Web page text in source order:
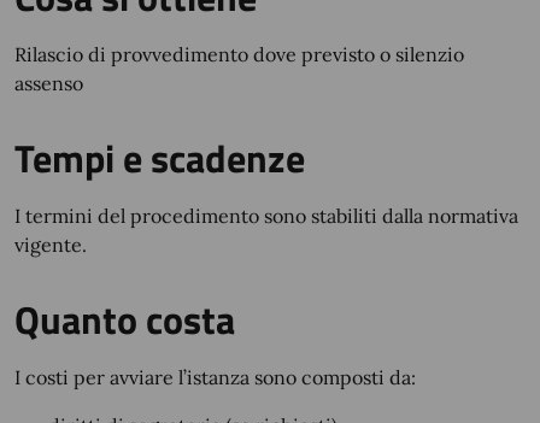
Rilascio di provvedimento dove previsto o silenzio
assenso
Tempi e scadenze
I termini del procedimento sono stabiliti dalla normativa
vigente.
Quanto costa
I costi per avviare l’istanza sono composti da: